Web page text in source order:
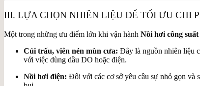
III. LỰA CHỌN NHIÊN LIỆU ĐỂ TỐI ƯU CHI
Một trong những ưu điểm lớn khi vận hành Nồi hơi công
Củi trấu, viên nén mùn cưa: Đây là nguồn nhiên liệu
với việc dùng dầu DO hoặc điện.
Nồi hơi điện: Đối với các cơ sở yêu cầu sự nhỏ gọn và